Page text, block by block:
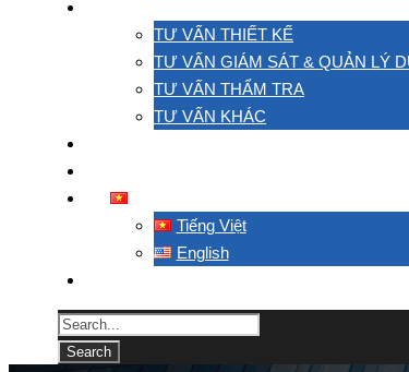
TƯ VẤN THIẾT KẾ
TƯ VẤN GIÁM SÁT & QUẢN LÝ
TƯ VẤN THẨM TRA
TƯ VẤN KHÁC
Tiếng Việt
English